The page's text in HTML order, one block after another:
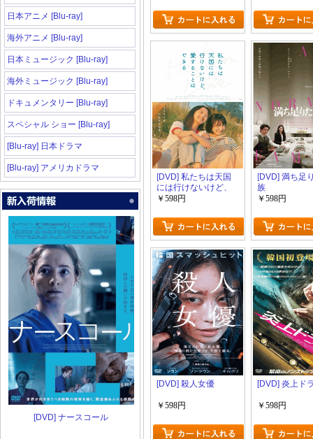
日本アニメ [Blu-ray]
海外アニメ [Blu-ray]
日本ミュージック [Blu-ray]
海外ミュージック [Blu-ray]
ドキュメンタリー [Blu-ray]
スペシャル ショー [Blu-ray]
[Blu-ray] 日本ドラマ
[Blu-ray] アメリカドラマ
[DVD] ナースコール
[DVD] 私たちは天国
には行けないけど、
愛することはできる
￥598円
[DVD] 満ち足
族
￥598円
[DVD] 殺人女優
￥598円
[DVD] 炎上ド
￥598円